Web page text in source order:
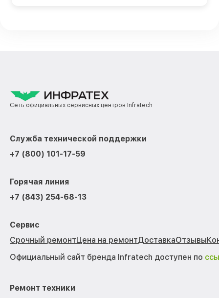
Сеть официальных сервисных центров Infratech
Служба технической поддержки
+7 (800) 101-17-59
Горячая линия
+7 (843) 254-68-13
Сервис
Срочный ремонтЦена на ремонтДоставкаОтзывы
Официальный сайт бренда Infratech доступен по
Ремонт техники